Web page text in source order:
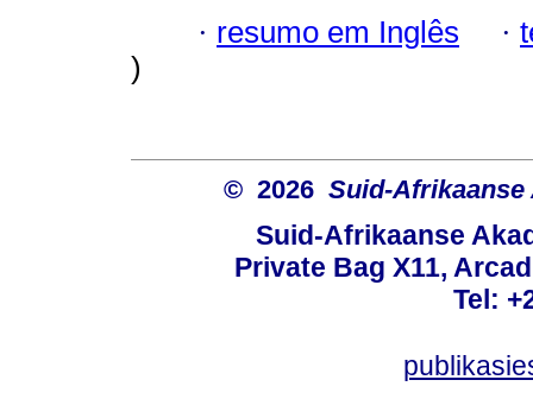
· resumo em Inglês ·
)
© 2026 Suid-Afrikaanse
Suid-Afrikaanse
Private Bag X11,
Tel: